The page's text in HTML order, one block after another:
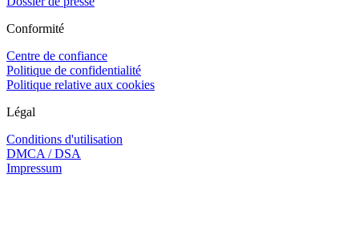
Conformité
Centre de confiance
Politique de confidentialité
Politique relative aux cookies
Légal
Conditions d'utilisation
DMCA / DSA
Impressum